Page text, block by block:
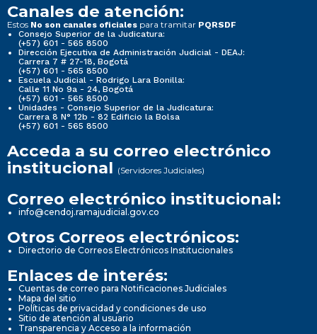
Canales de atención:
Estos No son canales oficiales para tramitar PQRSDF
Consejo Superior de la Judicatura:
(+57) 601 - 565 8500
Dirección Ejecutiva de Administración Judicial - DEAJ:
Carrera 7 # 27-18, Bogotá
(+57) 601 - 565 8500
Escuela Judicial - Rodrigo Lara Bonilla:
Calle 11 No 9a - 24, Bogotá
(+57) 601 - 565 8500
Unidades - Consejo Superior de la Judicatura:
Carrera 8 N° 12b - 82 Edificio la Bolsa
(+57) 601 - 565 8500
Acceda a su correo electrónico
institucional (Servidores Judiciales)
Correo electrónico institucional:
info@cendoj.ramajudicial.gov.co
Otros Correos electrónicos:
Directorio de Correos Electrónicos Institucionales
Enlaces de interés:
Cuentas de correo para Notificaciones Judiciales
Mapa del sitio
Políticas de privacidad y condiciones de uso
Sitio de atención al usuario
Transparencia y Acceso a la información